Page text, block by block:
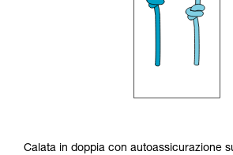
Calata in doppia con autoassicurazione